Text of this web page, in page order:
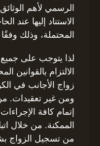
الرسمي لأهم
الاستناد إليها عند
المحتملة، وذلك
لذا يتوجب على جميع
الالتزام بالقوانين
زواج الأجانب في
ومن غير تعقيدات.
إتمام كافة
الممكنة. من خلال
من تسجيل الزواج